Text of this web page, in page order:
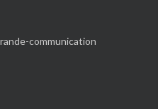
communication